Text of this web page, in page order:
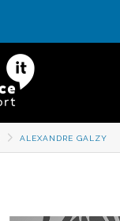
ALEXANDRE GALZY